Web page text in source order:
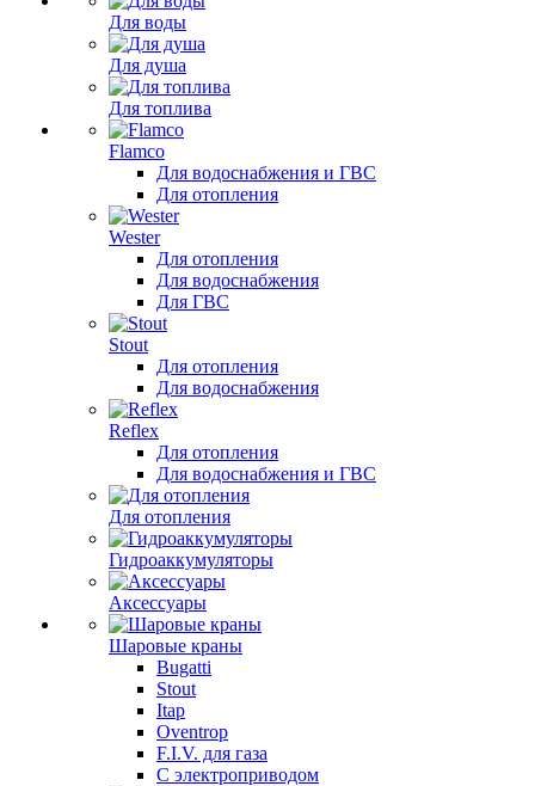
Для воды
Для душа
Для топлива
Flamco
Для водоснабжения и ГВС
Для отопления
Wester
Для отопления
Для водоснабжения
Для ГВС
Stout
Для отопления
Для водоснабжения
Reflex
Для отопления
Для водоснабжения и ГВС
Для отопления
Гидроаккумуляторы
Аксессуары
Шаровые краны
Bugatti
Stout
Itap
Oventrop
F.I.V. для газа
С электроприводом